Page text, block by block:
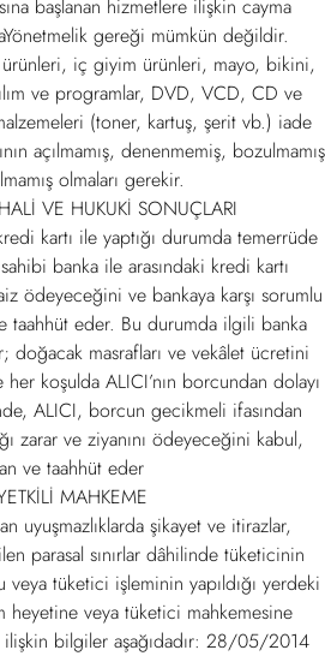
başlanan hizmetlere ilişkin cayma
gereği mümkün değildir.
ürünleri, iç giyim ürünleri, mayo, bikini,
ve programlar, DVD, VCD, CD ve
(toner, kartuş, şerit vb.) iade
açılmamış, denenmemiş, bozulmamış
olmaları gerekir.
VE HUKUKİ SONUÇLARI
kartı ile yaptığı durumda temerrüde
banka ile arasındaki kredi kartı
ödeyeceğini ve bankaya karşı sorumlu
taahhüt eder. Bu durumda ilgili banka
doğacak masrafları ve vekâlet ücretini
koşulda ALICI’nın borcundan dolayı
ALICI, borcun gecikmeli ifasından
zarar ve ziyanını ödeyeceğini kabul,
ve taahhüt eder
MAHKEME
uyuşmazlıklarda şikayet ve itirazlar,
parasal sınırlar dâhilinde tüketicinin
tüketici işleminin yapıldığı yerdeki
heyetine veya tüketici mahkemesine
ilişkin bilgiler aşağıdadır: 28/05/2014